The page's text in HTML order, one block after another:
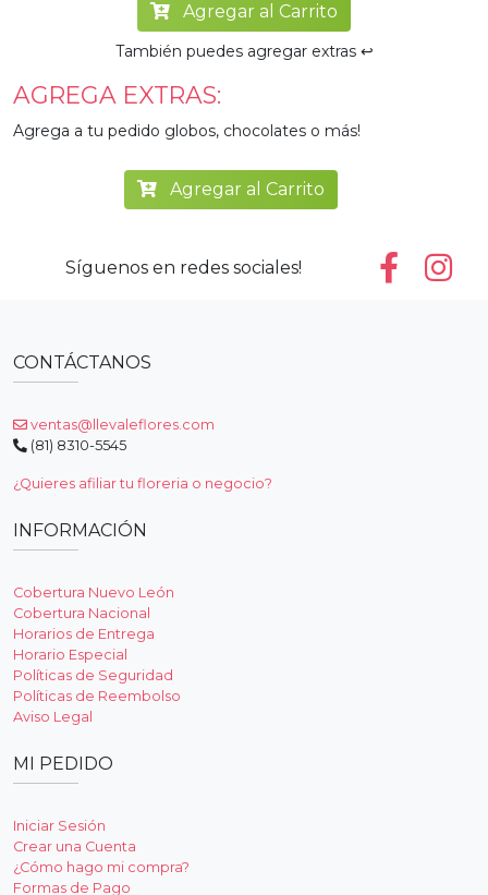
Agregar al Carrito
También puedes agregar extras ↩️
AGREGA EXTRAS:
Agrega a tu pedido globos, chocolates o más!
Agregar al Carrito
Síguenos en redes sociales!
CONTÁCTANOS
ventas@llevaleflores.com
(81) 8310-5545
¿Quieres afiliar tu floreria o negocio?
INFORMACIÓN
Cobertura Nuevo León
Cobertura Nacional
Horarios de Entrega
Horario Especial
Políticas de Seguridad
Políticas de Reembolso
Aviso Legal
MI PEDIDO
Iniciar Sesión
Crear una Cuenta
¿Cómo hago mi compra?
Formas de Pago